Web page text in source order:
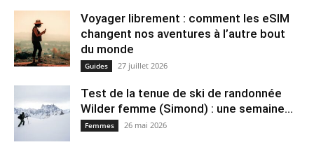
Voyager librement : comment les eSIM
changent nos aventures à l’autre bout
du monde
Guides 27 juillet 2026
Test de la tenue de ski de randonnée
Wilder femme (Simond) : une semaine...
Femmes 26 mai 2026